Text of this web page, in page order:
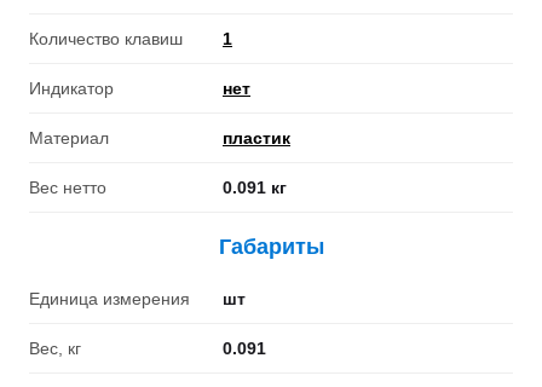
Количество клавиш 1
Индикатор нет
Материал пластик
Вес нетто 0.091 кг
Габариты
Единица измерения шт
Вес, кг 0.091